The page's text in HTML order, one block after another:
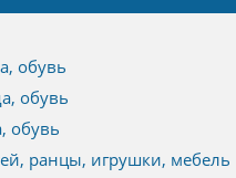
обувь
обувь
обувь
ранцы, игрушки, мебель